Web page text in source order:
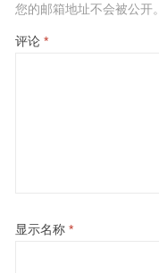
您的邮箱地址不会被公开。
评论 *
显示名称 *